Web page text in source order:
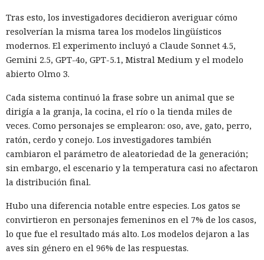
Tras esto, los investigadores decidieron averiguar cómo
resolverían la misma tarea los modelos lingüísticos
modernos. El experimento incluyó a Claude Sonnet 4.5,
Gemini 2.5, GPT-4o, GPT-5.1, Mistral Medium y el modelo
abierto Olmo 3.
Cada sistema continuó la frase sobre un animal que se
dirigía a la granja, la cocina, el río o la tienda miles de
veces. Como personajes se emplearon: oso, ave, gato, perro,
ratón, cerdo y conejo. Los investigadores también
cambiaron el parámetro de aleatoriedad de la generación;
sin embargo, el escenario y la temperatura casi no afectaron
la distribución final.
Hubo una diferencia notable entre especies. Los gatos se
convirtieron en personajes femeninos en el 7% de los casos,
lo que fue el resultado más alto. Los modelos dejaron a las
aves sin género en el 96% de las respuestas.